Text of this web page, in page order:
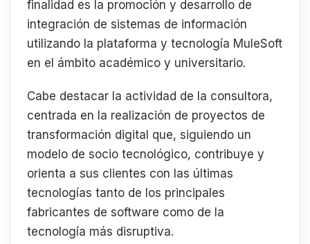
finalidad es la promoción y desarrollo de
integración de sistemas de información
utilizando la plataforma y tecnología MuleSoft
en el ámbito académico y universitario.
Cabe destacar la actividad de la consultora,
centrada en la realización de proyectos de
transformación digital que, siguiendo un
modelo de socio tecnológico, contribuye y
orienta a sus clientes con las últimas
tecnologías tanto de los principales
fabricantes de software como de la
tecnología más disruptiva.